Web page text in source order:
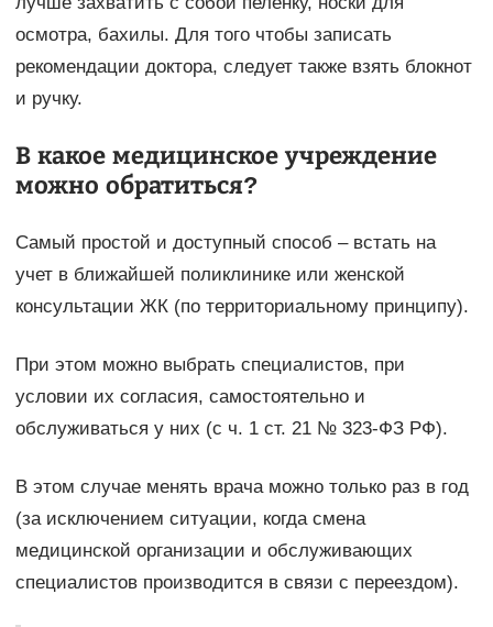
осмотра, бахилы. Для того чтобы записать
рекомендации доктора, следует также взять блокнот
и ручку.
В какое медицинское учреждение
можно обратиться?
Самый простой и доступный способ – встать на
учет в ближайшей поликлинике или женской
консультации ЖК (по территориальному принципу).
При этом можно выбрать специалистов, при
условии их согласия, самостоятельно и
обслуживаться у них (с ч. 1 ст. 21 № 323-ФЗ РФ).
В этом случае менять врача можно только раз в год
(за исключением ситуации, когда смена
медицинской организации и обслуживающих
специалистов производится в связи с переездом).